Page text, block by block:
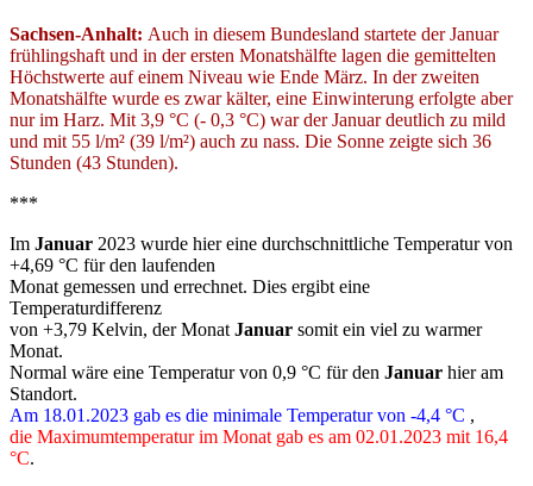
Sachsen-Anhalt: Auch in diesem Bundesland startete der Januar
frühlingshaft und in der ersten Monatshälfte lagen die gemittelten
Höchstwerte auf einem Niveau wie Ende März. In der zweiten
Monatshälfte wurde es zwar kälter, eine Einwinterung erfolgte aber
nur im Harz. Mit 3,9 °C (- 0,3 °C) war der Januar deutlich zu mild
und mit 55 l/m² (39 l/m²) auch zu nass. Die Sonne zeigte sich 36
Stunden (43 Stunden).
***
Im Januar 2023 wurde hier eine durchschnittliche Temperatur von
+4,69 °C für den laufenden
Monat gemessen und errechnet. Dies ergibt eine
Temperaturdifferenz
von +3,79 Kelvin, der Monat Januar somit ein viel zu warmer
Monat.
Normal wäre eine Temperatur von 0,9 °C für den Januar hier am
Standort.
Am 18.01.2023 gab es die minimale Temperatur von -4,4 °C ,
die Maximumtemperatur im Monat gab es am 02.01.2023 mit 16,4
°C.